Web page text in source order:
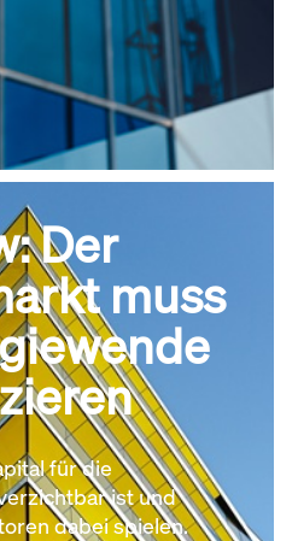
Der
muss
für die
ist und
dabei spielen.